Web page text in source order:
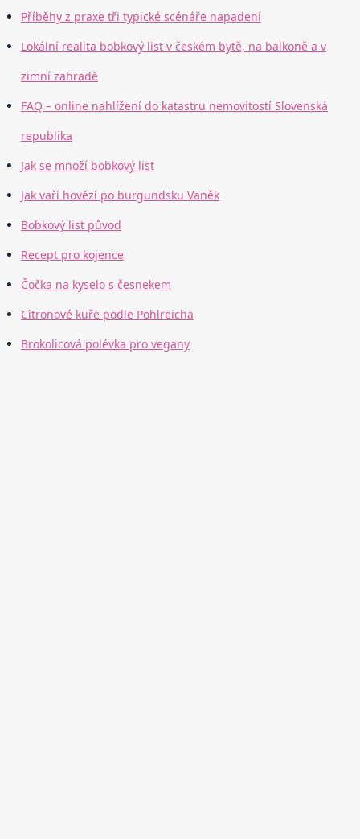
Příběhy z praxe tři typické scénáře napadení
Lokální realita bobkový list v českém bytě, na balkoně a v
zimní zahradě
FAQ – online nahlížení do katastru nemovitostí Slovenská
republika
Jak se množí bobkový list
Jak vaří hovězí po burgundsku Vaněk
Bobkový list původ
Recept pro kojence
Čočka na kyselo s česnekem
Citronové kuře podle Pohlreicha
Brokolicová polévka pro vegany